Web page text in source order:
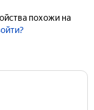
похожи на